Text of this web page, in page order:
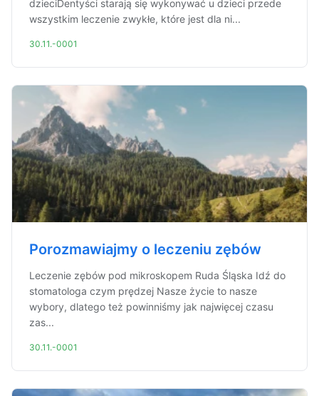
dzieciDentyści starają się wykonywać u dzieci przede
wszystkim leczenie zwykłe, które jest dla ni...
30.11.-0001
Porozmawiajmy o leczeniu zębów
Leczenie zębów pod mikroskopem Ruda Śląska Idź do
stomatologa czym prędzej Nasze życie to nasze
wybory, dlatego też powinniśmy jak najwięcej czasu
zas...
30.11.-0001